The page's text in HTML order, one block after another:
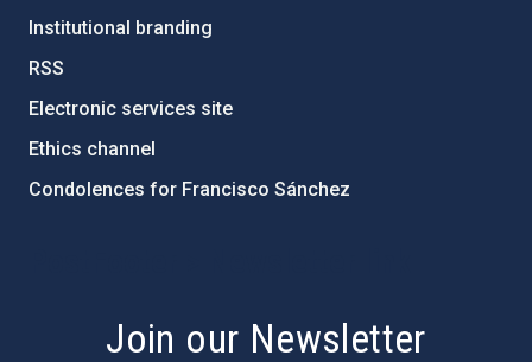
Institutional branding
RSS
Electronic services site
Ethics channel
Condolences for Francisco Sánchez
Join our Newsletter